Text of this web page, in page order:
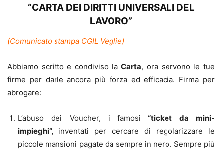
“CARTA DEI DIRITTI UNIVERSALI DEL
LAVORO”
(Comunicato stampa CGIL Veglie)
Abbiamo scritto e condiviso laCarta, ora servono le tue
firme per darle ancora più forza ed efficacia. Firma per
abrogare:
L’abuso dei Voucher, i famosi “ticket da mini-
impieghi”, inventati per cercare di regolarizzare le
piccole mansioni pagate da sempre in nero. Sempre più